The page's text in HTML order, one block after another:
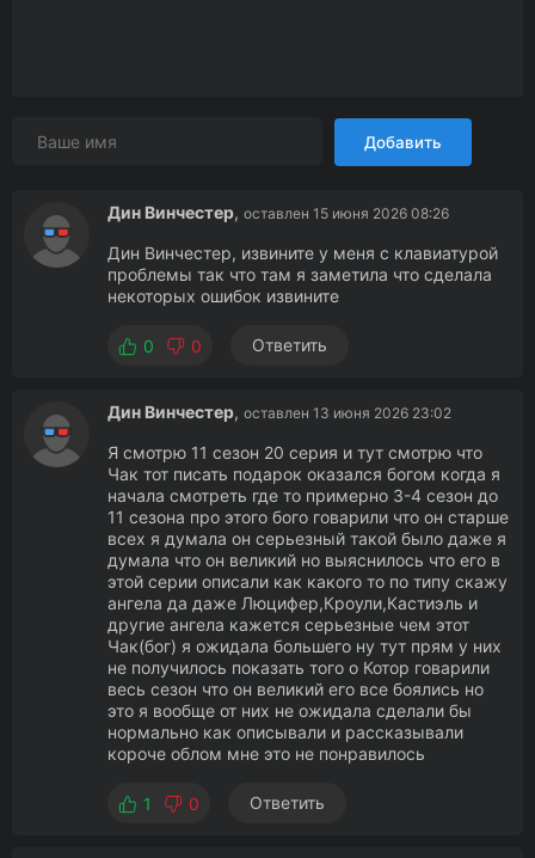
Добавить
Дин Винчестер, оставлен 15 июня 2026 08:26
Дин Винчестер, извините у меня с клавиатурой
проблемы так что там я заметила что сделала
некоторых ошибок извините
0 0 Ответить
Дин Винчестер, оставлен 13 июня 2026 23:02
Я смотрю 11 сезон 20 серия и тут смотрю что
Чак тот писать подарок оказался богом когда я
начала смотреть где то примерно 3-4 сезон до
11 сезона про этого бого говарили что он старше
всех я думала он серьезный такой было даже я
думала что он великий но выяснилось что его в
этой серии описали как какого то по типу скажу
ангела да даже Люцифер,Кроули,Кастиэль и
другие ангела кажется серьезные чем этот
Чак(бог) я ожидала большего ну тут прям у них
не получилось показать того о Котор говарили
весь сезон что он великий его все боялись но
это я вообще от них не ожидала сделали бы
нормально как описывали и рассказывали
короче облом мне это не понравилось
1 0 Ответить